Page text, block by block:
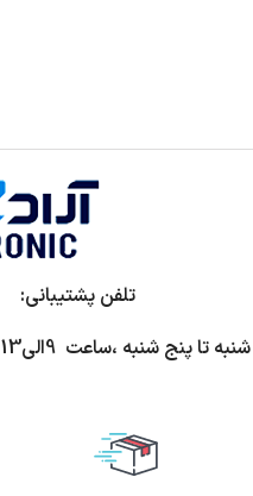
تلفن پشتیبانی: 09132365701
شنبه تا پنج شنبه ،ساعت 9الی13 و 17 الی 20 پاسخگوی شما هستیم